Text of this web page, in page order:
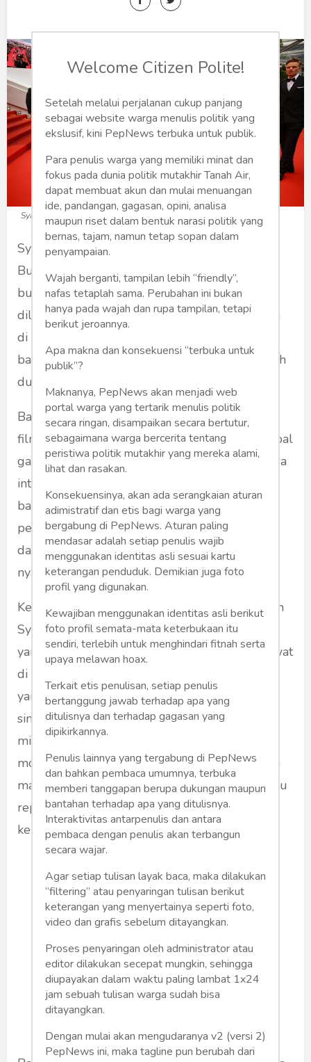
Syahrini di Cannes (Foto: CNBC Indonesia)
Syahrini kembali membetot perhatian publik.
Bukan karena karya baru yang ditampilkannya,
bukan pula karena aksi sosial yang
dilakukannyua, melainkan karena kehadirannya
di Festival Film Cannes, sebuah peristiwa yang
bagi sebagian artis adalah puncak karpet merah
dunia.
Bagi Syahrini, kehadirannya di pusat festival
film dunia yang bergengsi ini bukan sekadar soal
gaun glamor yang dikenakan atau lensa kamera
internasional yang menyorotnya, tetapi tentang
bagaimana ia masih menjadi magnet
pemberitaan di tanah air, bahkan setelah lebih
dari satu dekade tampil dengan persona yang
nyaris tak berubah.
Ketika membaca selintas mengenai keberadaan
Syahrini di Cannes, Perancis, melalui algoritma
yang dikembangkan media sosial sehingga lewat
di linimasa saya, teringatlah Jean Baudrillard
yang mengembangkan konsep simulacra atau
simulasi yang pernah saya baca dengan penuh
minat. Gagasan konsep ini adalah dalam dunia
modern -khususnya yang dibentuk oleh media
massa, iklan, dan budaya populer- simulasi atau
representasi bisa menjadi lebih nyata daripada
kenyataan itu sendiri.
Simulacra adalah tiruan tanpa
referensi asli, di mana realitas
"asli" hilang atau tidak
penting lagi karena kita lebih
percaya pada versi yang
dibentuk oleh media dan
Welcome Citizen Polite!
Setelah melalui perjalanan cukup panjang
sebagai website warga menulis politik yang
ekslusif, kini PepNews terbuka untuk publik.
Para penulis warga yang memiliki minat dan
fokus pada dunia politik mutakhir Tanah Air,
dapat membuat akun dan mulai menuangan
ide, pandangan, gagasan, opini, analisa
maupun riset dalam bentuk narasi politik yang
bernas, tajam, namun tetap sopan dalam
penyampaian.
Wajah berganti, tampilan lebih “friendly”,
nafas tetaplah sama. Perubahan ini bukan
hanya pada wajah dan rupa tampilan, tetapi
berikut jeroannya.
Apa makna dan konsekuensi “terbuka untuk
publik”?
Maknanya, PepNews akan menjadi web
portal warga yang tertarik menulis politik
secara ringan, disampaikan secara bertutur,
sebagaimana warga bercerita tentang
peristiwa politik mutakhir yang mereka alami,
lihat dan rasakan.
Konsekuensinya, akan ada serangkaian aturan
adimistratif dan etis bagi warga yang
bergabung di PepNews. Aturan paling
mendasar adalah setiap penulis wajib
menggunakan identitas asli sesuai kartu
keterangan penduduk. Demikian juga foto
profil yang digunakan.
Kewajiban menggunakan identitas asli berikut
foto profil semata-mata keterbukaan itu
sendiri, terlebih untuk menghindari fitnah serta
upaya melawan hoax.
Terkait etis penulisan, setiap penulis
bertanggung jawab terhadap apa yang
ditulisnya dan terhadap gagasan yang
dipikirkannya.
Penulis lainnya yang tergabung di PepNews
dan bahkan pembaca umumnya, terbuka
memberi tanggapan berupa dukungan maupun
bantahan terhadap apa yang ditulisnya.
Interaktivitas antarpenulis dan antara
pembaca dengan penulis akan terbangun
secara wajar.
Agar setiap tulisan layak baca, maka dilakukan
“filtering” atau penyaringan tulisan berikut
keterangan yang menyertainya seperti foto,
video dan grafis sebelum ditayangkan.
Proses penyaringan oleh administrator atau
editor dilakukan secepat mungkin, sehingga
diupayakan dalam waktu paling lambat 1x24
jam sebuah tulisan warga sudah bisa
ditayangkan.
Dengan mulai akan mengudaranya v2 (versi 2)
PepNews ini, maka tagline pun berubah dari